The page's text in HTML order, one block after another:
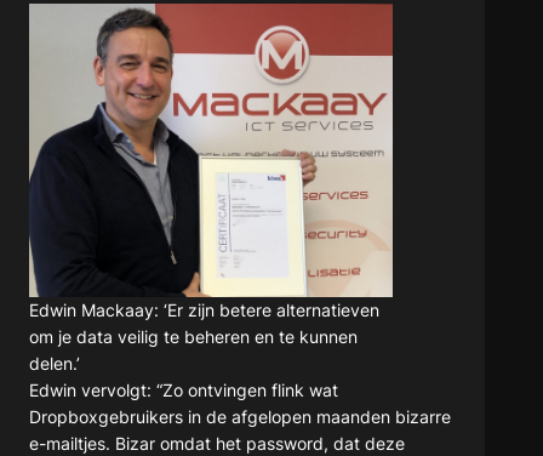
Edwin Mackaay: ‘Er zijn betere alternatieven
om je data veilig te beheren en te kunnen
delen.’
Edwin vervolgt: “Zo ontvingen flink wat
Dropboxgebruikers in de afgelopen maanden bizarre
e-mailtjes. Bizar omdat het password, dat deze